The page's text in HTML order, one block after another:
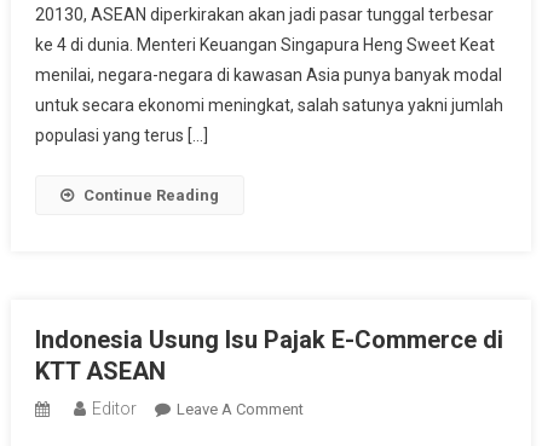
Jadi
Pasar
Tunggal
Terbesar
20130, ASEAN diperkirakan akan jadi pasar tunggal terbesar
ke 4 di dunia. Menteri Keuangan Singapura Heng Sweet Keat
menilai, negara-negara di kawasan Asia punya banyak modal
untuk secara ekonomi meningkat, salah satunya yakni jumlah
populasi yang terus […]
Continue Reading
Indonesia Usung Isu Pajak E-Commerce di
KTT ASEAN
Editor Leave A CommentOn